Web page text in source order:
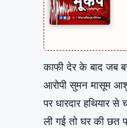
काफी देर के बाद जब
आरोपी सुमन मासूम
पर धारदार हथियार
ली गई तो घर की छत